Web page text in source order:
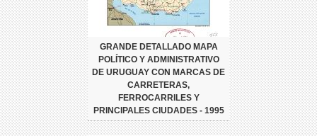
GRANDE DETALLADO MAPA
POLÍTICO Y ADMINISTRATIVO
DE URUGUAY CON MARCAS DE
CARRETERAS,
FERROCARRILES Y
PRINCIPALES CIUDADES - 1995